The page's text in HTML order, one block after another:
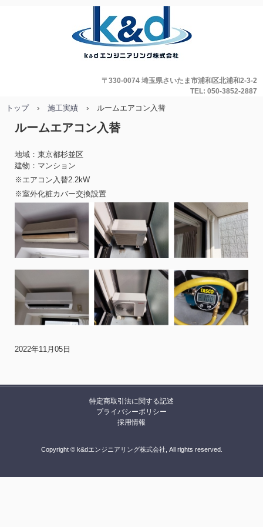
〒330-0074 埼玉県さいたま市浦和区北浦和2-3-2
TEL: 050-3852-2887
トップ › 施工実績 › ルームエアコン入替
ルームエアコン入替
地域：東京都杉並区
建物：マンション
※エアコン入替2.2kW
※室外化粧カバー交換設置
2022年11月05日
特定商取引法に関する記述
プライバシーポリシー
採用情報
Copyright © k&dエンジニアリング株式会社, All rights reserved.